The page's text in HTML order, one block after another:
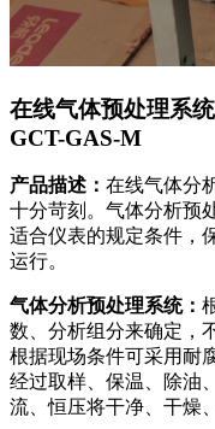
在线气体预处理系统
GCT-GAS-M
产品描述： 在线气体分
十分苛刻。气体分析预
适合仪表的规定条件，
运行。
气体分析预处理系统：
数、分析组分来确定，
根据现场条件可采用耐
经过取样、保温、除油
流、恒压将干净、干燥